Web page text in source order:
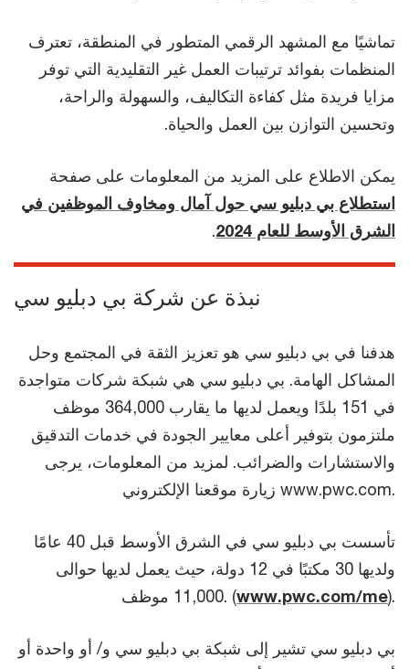
تماشيًا مع المشهد الرقمي المتطور في المنطقة، تعترف
المنظمات بفوائد ترتيبات العمل غير التقليدية التي توفر
مزايا فريدة مثل كفاءة التكاليف، والسهولة والراحة،
وتحسين التوازن بين العمل والحياة.
يمكن الاطلاع على المزيد من المعلومات على صفحة
استطلاع بي دبليو سي حول آمال ومخاوف الموظفين في
الشرق الأوسط للعام 2024
.
نبذة عن شركة بي دبليو سي
هدفنا في بي دبليو سي هو تعزيز الثقة في المجتمع وحل
المشاكل الهامة. بي دبليو سي هي شبكة شركات متواجدة
في 151 بلدًا ويعمل لديها ما يقارب 364,000 موظف
ملتزمون بتوفير أعلى معايير الجودة في خدمات التدقيق
والاستشارات والضرائب. لمزيد من المعلومات، يرجى
زيارة موقعنا الإلكتروني www.pwc.com.
تأسست بي دبليو سي في الشرق الأوسط قبل 40 عامًا
ولديها 30 مكتبًا في 12 دولة، حيث يعمل لديها حوالى
11,000 موظف. (www.pwc.com/me).
بي دبليو سي تشير إلى شبكة بي دبليو سي و/ أو واحدة أو